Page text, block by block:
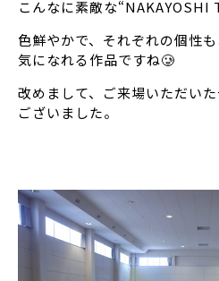
こんなに素敵な“NAKAYOSHI
色鮮やかで、それぞれの個性
気になれる作品ですね🥲
改めまして、ご来場いただい
ございました。